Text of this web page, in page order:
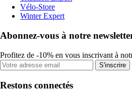
Vélo-Store
Winter Expert
Abonnez-vous à notre
Profitez de -10% en vous inscrivant à
S'inscrire
Restons connectés